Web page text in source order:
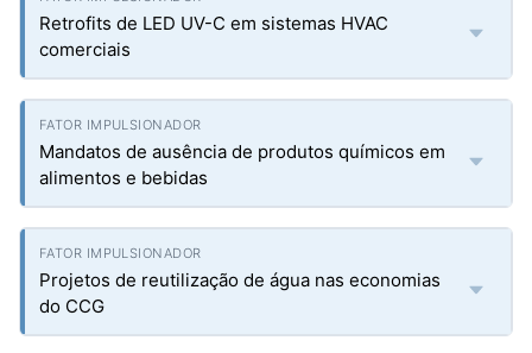
Retrofits de LED UV-C em sistemas HVAC
comerciais
Mandatos de ausência de produtos químicos em
alimentos e bebidas
Projetos de reutilização de água nas economias
do CCG